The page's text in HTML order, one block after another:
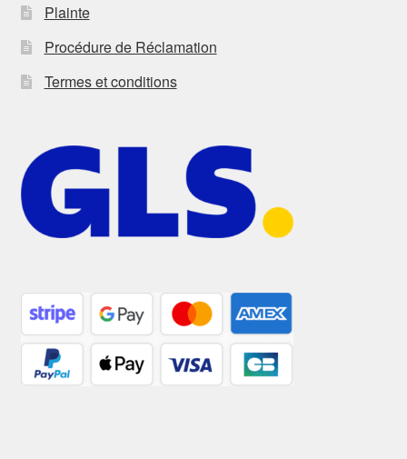
Plainte
Procédure de Réclamation
Termes et conditions